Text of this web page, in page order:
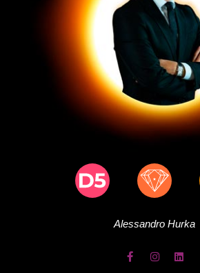
Alessandro Hurka